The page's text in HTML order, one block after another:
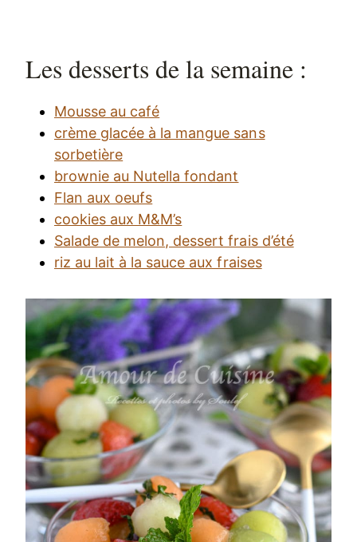
Les desserts de la semaine :
Mousse au café
crème glacée à la mangue sans
sorbetière
brownie au Nutella fondant
Flan aux oeufs
cookies aux M&M’s
Salade de melon, dessert frais d’été
riz au lait à la sauce aux fraises